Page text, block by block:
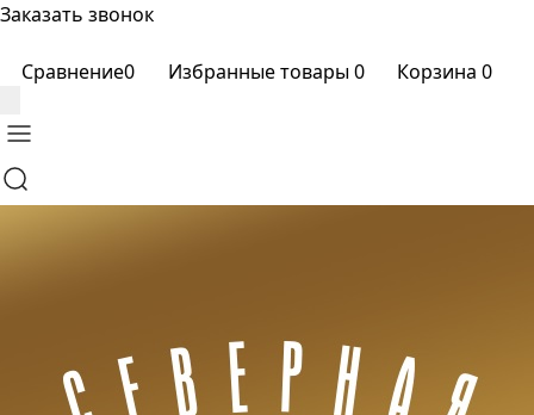
Заказать звонок
Сравнение0 Избранные товары0 Корзина 0